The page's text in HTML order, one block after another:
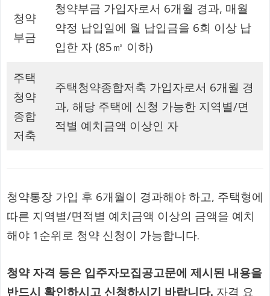
청약
부금
청약부금 가입자로서 6개월 경과, 매월
약정 납입일에 월 납입금을 6회 이상 납
입한 자 (85㎡ 이하)
주택
청약
종합
저축
주택청약종합저축 가입자로서 6개월 경
과, 해당 주택에 신청 가능한 지역별/면
적별 예치금액 이상인 자
청약통장 가입 후 6개월이 경과해야 하고, 주택형에
따른 지역별/면적별 예치금액 이상의 금액을 예치
해야 1순위로 청약 신청이 가능합니다.
청약 자격 등은 입주자모집공고문에 제시된 내용을
반드시 확인하시고 신청하시기 바랍니다. 자격 요